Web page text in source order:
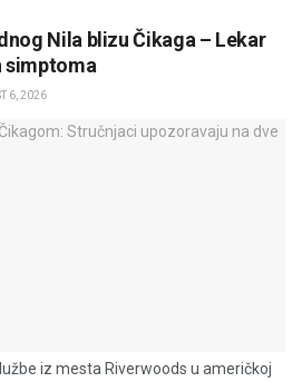
Nila blizu Čikaga – Lekar
simptoma
6, 2026
iz mesta Riverwoods u američkoj